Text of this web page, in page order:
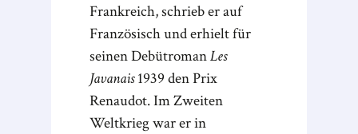
Frankreich, schrieb er auf
Französisch und erhielt für
seinen DebütromanLes
Javanais1939 den Prix
Renaudot. Im Zweiten
Weltkrieg war er in